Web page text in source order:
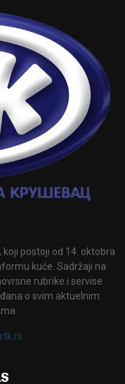
postoji od 14. oktobra
kuće. Sadržaji na
rubrike i servise
o svim aktuelnim